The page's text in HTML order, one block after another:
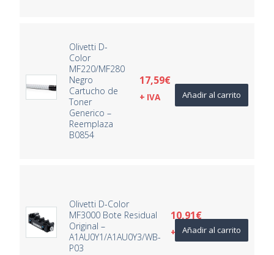
Olivetti D-
Color
MF220/MF280
Negro
Cartucho de
Toner
Generico –
Reemplaza
B0854
17,59€
+ IVA Añadir al carrito
Olivetti D-Color
MF3000 Bote Residual
Original –
A1AU0Y1/A1AU0Y3/WB-
P03
10,91€
+ IVAAñadir al carrito